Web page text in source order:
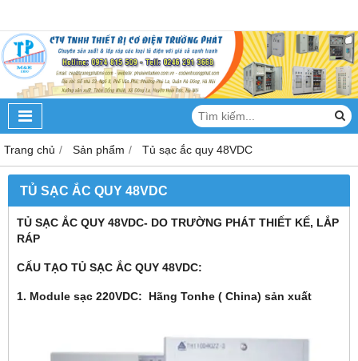
Trang chủ Sản phẩm Tủ sạc ắc quy 48VDC
TỦ SẠC ẮC QUY 48VDC
TỦ SẠC ẮC QUY 48VDC- DO TRƯỜNG PHÁT THIẾT KẾ, LẮP
RÁP
CẤU TẠO TỦ SẠC ẮC QUY 48VDC:
1. Module sạc 220VDC: Hãng Tonhe ( China) sản xuất